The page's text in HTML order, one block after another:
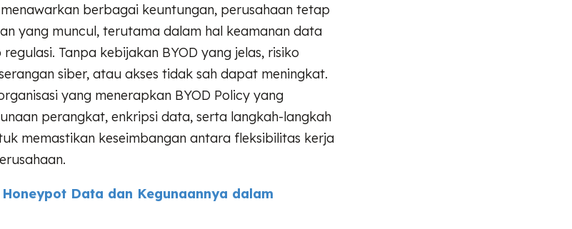
berbagai keuntungan, perusahaan tetap
yang muncul, terutama dalam hal keamanan data
Tanpa kebijakan BYOD yang jelas, risiko
siber, atau akses tidak sah dapat meningkat.
yang menerapkan BYOD Policy yang
perangkat, enkripsi data, serta langkah-langkah
memastikan keseimbangan antara fleksibilitas kerja
Data dan Kegunaannya dalam